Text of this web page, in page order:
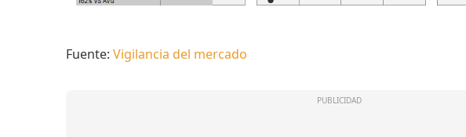
Fuente:Vigilancia del mercado